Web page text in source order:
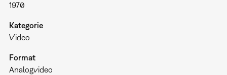
1970
Kategorie
Video
Format
Analogvideo